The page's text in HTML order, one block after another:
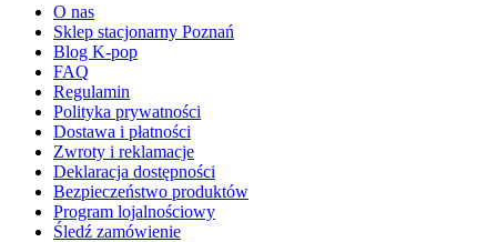
O nas
Sklep stacjonarny Poznań
Blog K-pop
FAQ
Regulamin
Polityka prywatności
Dostawa i płatności
Zwroty i reklamacje
Deklaracja dostępności
Bezpieczeństwo produktów
Program lojalnościowy
Śledź zamówienie